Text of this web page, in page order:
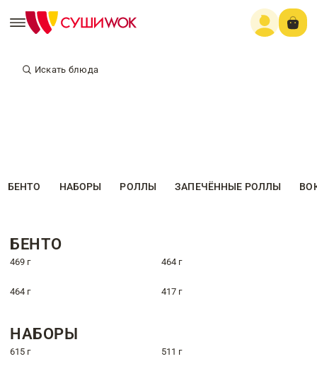
Искать блюда
БЕНТО НАБОРЫ РОЛЛЫ ЗАПЕЧЁННЫЕ РОЛЛЫ
БЕНТО
469 г 464 г
464 г 417 г
НАБОРЫ
615 г 511 г